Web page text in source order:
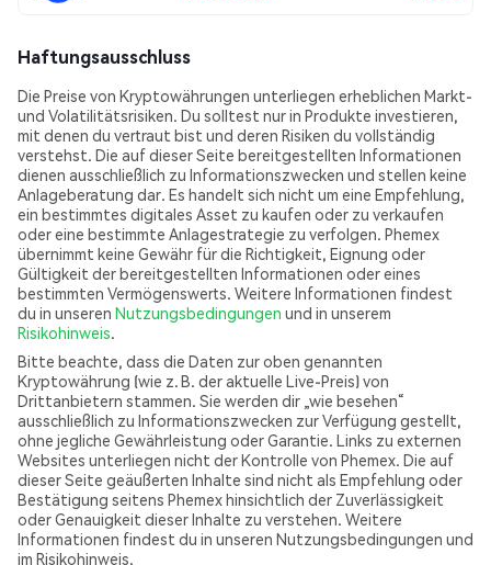
Haftungsausschluss
Die Preise von Kryptowährungen unterliegen erheblichen Markt-
und Volatilitätsrisiken. Du solltest nur in Produkte investieren,
mit denen du vertraut bist und deren Risiken du vollständig
verstehst. Die auf dieser Seite bereitgestellten Informationen
dienen ausschließlich zu Informationszwecken und stellen keine
Anlageberatung dar. Es handelt sich nicht um eine Empfehlung,
ein bestimmtes digitales Asset zu kaufen oder zu verkaufen
oder eine bestimmte Anlagestrategie zu verfolgen. Phemex
übernimmt keine Gewähr für die Richtigkeit, Eignung oder
Gültigkeit der bereitgestellten Informationen oder eines
bestimmten Vermögenswerts. Weitere Informationen findest
du in unseren Nutzungsbedingungen und in unserem
Risikohinweis.
Bitte beachte, dass die Daten zur oben genannten
Kryptowährung (wie z. B. der aktuelle Live-Preis) von
Drittanbietern stammen. Sie werden dir „wie besehen“
ausschließlich zu Informationszwecken zur Verfügung gestellt,
ohne jegliche Gewährleistung oder Garantie. Links zu externen
Websites unterliegen nicht der Kontrolle von Phemex. Die auf
dieser Seite geäußerten Inhalte sind nicht als Empfehlung oder
Bestätigung seitens Phemex hinsichtlich der Zuverlässigkeit
oder Genauigkeit dieser Inhalte zu verstehen. Weitere
Informationen findest du in unseren Nutzungsbedingungen und
im Risikohinweis.